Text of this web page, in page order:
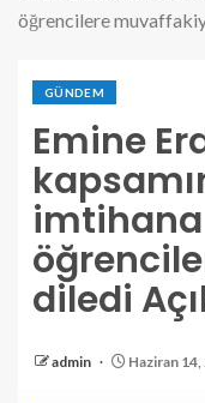
öğrencilere
GÜNDEM
Emine
diledi
admin Haziran